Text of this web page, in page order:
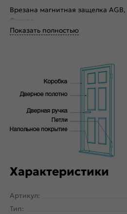
Врезана магнитная защелка
Стекло
Без стекла
Двери с алюминиевой кромкой
Показать полностью
Характеристики
Артикул:
Тип: